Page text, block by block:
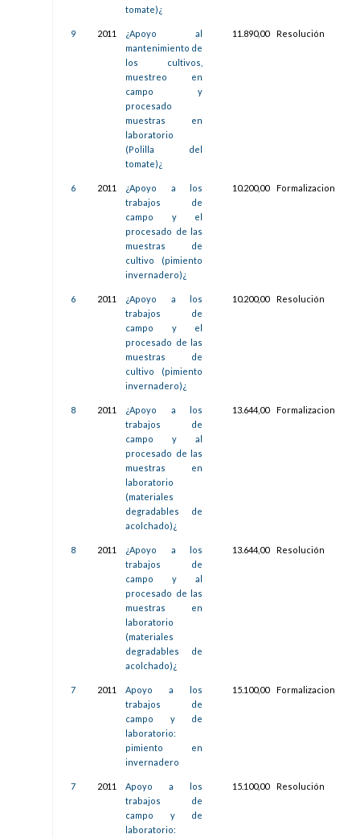
tomate)¿
9 2011
¿Apoyo al
mantenimiento de
los cultivos,
muestreo en
campo y
procesado
muestras en
laboratorio
(Polilla del
tomate)¿
11.890,00 Resolución
6 2011
¿Apoyo a los
trabajos de
campo y el
procesado de las
muestras de
cultivo (pimiento
invernadero)¿
10.200,00 Formalizacion
6 2011
¿Apoyo a los
trabajos de
campo y el
procesado de las
muestras de
cultivo (pimiento
invernadero)¿
10.200,00 Resolución
8 2011
¿Apoyo a los
trabajos de
campo y al
procesado de las
muestras en
laboratorio
(materiales
degradables de
acolchado)¿
13.644,00 Formalizacion
8 2011
¿Apoyo a los
trabajos de
campo y al
procesado de las
muestras en
laboratorio
(materiales
degradables de
acolchado)¿
13.644,00 Resolución
7 2011
Apoyo a los
trabajos de
campo y de
laboratorio:
pimiento en
invernadero
15.100,00 Formalizacion
7 2011
Apoyo a los
trabajos de
campo y de
laboratorio:
15.100,00 Resolución